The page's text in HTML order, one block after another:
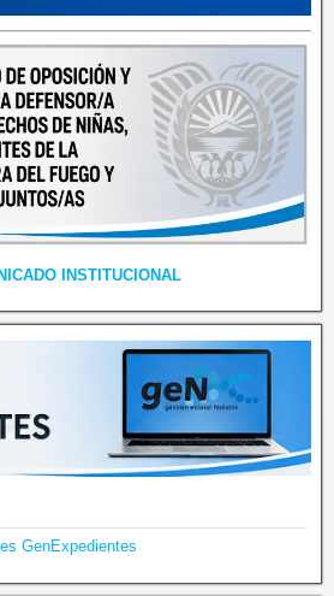
INSTITUCIONAL
GenExpedientes